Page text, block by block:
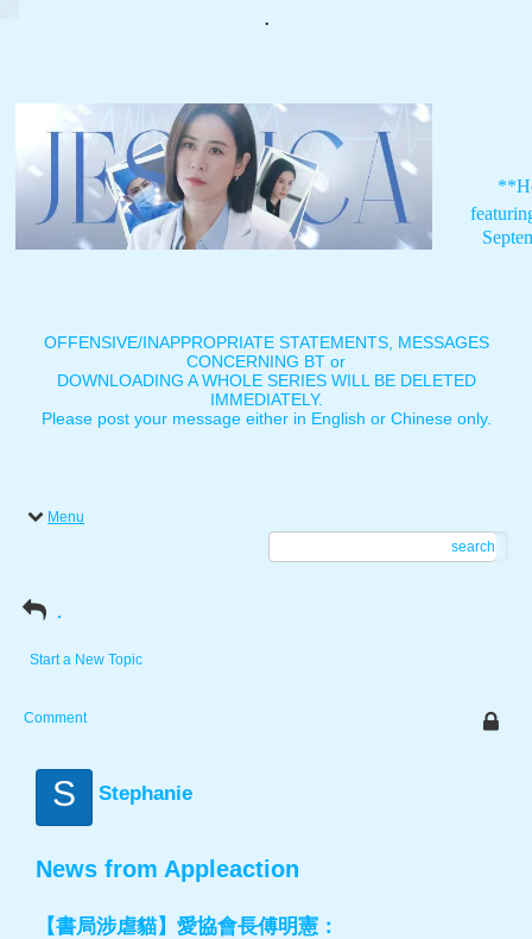
.
OFFENSIVE/INAPPROPRIATE STATEMENTS, MESSAGES
CONCERNING BT or
DOWNLOADING A WHOLE SERIES WILL BE DELETED
IMMEDIATELY.
Please post your message either in English or Chinese only.
Menu
search
.
Start a New Topic
Comment
S Stephanie
News from Appleaction
【書局涉虐貓】愛協會長傅明憲：